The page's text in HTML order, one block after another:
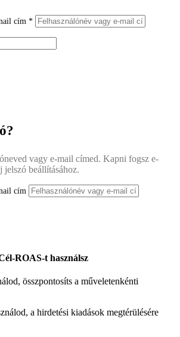
cím *
vagy e-mail címed. Kapni fogsz e-
beállításához.
cím
ROAS-t használsz
összpontosíts a műveletenkénti
a hirdetési kiadások megtérülésére